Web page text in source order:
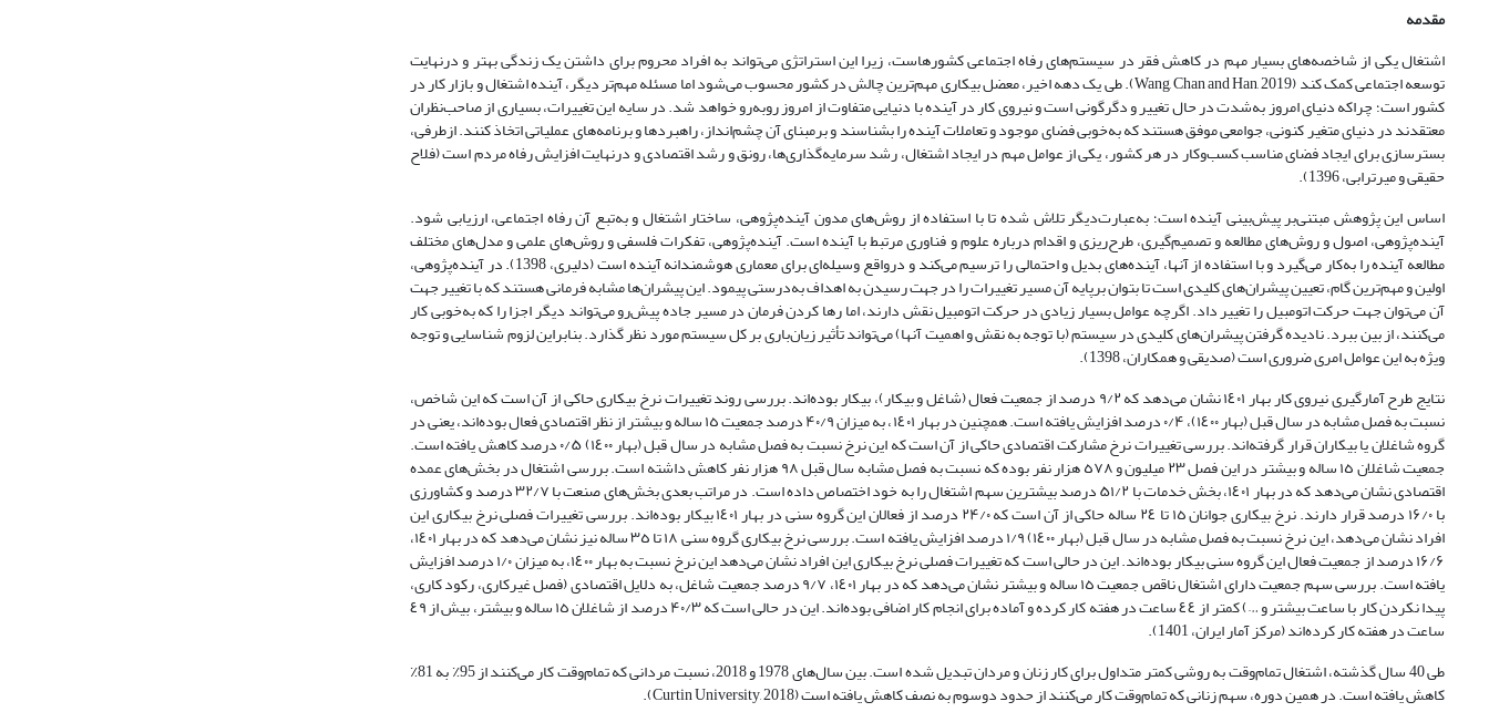
مقدمه
اشتغال یکی از شاخصه‌های بسیار مهم در کاهش فقر در سیستم‌های رفاه اجتماعی کشورهاست، زیرا این استراتژی می‌تواند به افراد محروم برای داشتن یک زندگی بهتر و درنهایت
توسعه اجتماعی کمک کند (Wang, Chan and Han, 2019). طی یک دهه اخیر، معضل بیکاری مهم‌ترین چالش در کشور محسوب‌ می‌شود اما مسئله مهم‌تر دیگر، آینده اشتغال و بازار کار در
کشور است؛ چراکه دنیای امروز به‌شدت در حال تغییر و دگرگونی است و نیروی کار در آینده با دنیایی متفاوت از امروز روبه‌رو خواهد شد. در سایه این تغییرات، بسیاری از صاحب‌نظران
معتقدند در دنیای متغیر کنونی، جوامعی موفق هستند که به‌خوبی فضای موجود و تعاملات آینده را بشناسند و برمبنای آن چشم‌انداز، راهبردها و برنامه‌های عملیاتی اتخاذ کنند. ازطرفی،
بسترسازی برای ایجاد فضای مناسب کسب‌وکار در هر کشور، یکی از عوامل مهم در ایجاد اشتغال، رشد سرمایه‌گذاری‌ها، رونق و رشد اقتصادی و درنهایت افزایش رفاه مردم است (فلاح
حقیقی و میرترابی، 1396).
اساس این پژوهش مبتنی‌بر پیش‌بینی آینده است؛ به‌عبارت‌دیگر تلاش شده تا با استفاده از روش‌های مدون آینده‌پژوهی، ساختار اشتغال و به‌تبع آن رفاه اجتماعی، ارزیابی شود.
آینده‌پژوهی، اصول و روش‌های مطالعه و تصمیم‌گیری، طرح‌ریزی و اقدام درباره علوم و فناوری مرتبط با آینده است. آینده‌پژوهی، تفکرات فلسفی و روش‌های علمی و مدل‌های مختلف
مطالعه آینده را به‌کار می‌گیرد و با استفاده از آنها، آینده‌های بدیل و احتمالی را ترسیم می‌کند و درواقع وسیله‌ای برای معماری هوشمندانه آینده است (دلیری، 1398). در آینده‌پژوهی،
اولین و مهم‌ترین گام، تعیین پیشران‌های کلیدی است تا بتوان برپایه آن مسیر تغییرات را در جهت رسیدن به اهداف به‌درستی پیمود. این پیشران‌ها مشابه فرمانی هستند که با تغییر جهت
آن می‌توان جهت حرکت اتومبیل را تغییر داد. اگرچه عوامل بسیار زیادی در حرکت اتومبیل نقش دارند، اما رها کردن فرمان در مسیر جاده پیش‌رو می‌تواند دیگر اجزا را که به‌خوبی کار
می‌کنند، از بین ببرد. نادیده گرفتن پیشران‌های کلیدی در سیستم (با توجه به نقش و اهمیت آنها) می‌تواند تأثیر زیان‌باری بر کل سیستم مورد نظر گذارد. بنابراین لزوم شناسایی و توجه
ویژه به این عوامل امری ضروری است (صدیقی و همکاران، 1398).
نتایج طرح آمارگیری نیروی کار بهار ١٤٠١ نشان‌ می‌دهد که ۹/۲ درصد از جمعیت فعال (شاغل و بیکار)، بیکار بوده‌اند. بررسی روند تغییرات نرخ بیکاری حاکی از آن است که این شاخص،
نسبت به فصل مشابه در سال قبل (بهار ١٤٠٠)، ۰/۴ درصد افزایش یافته‌ است. همچنین در بهار ١٤٠١، به میزان ۴۰/۹ درصد جمعیت ١٥ ساله و بیشتر از نظر اقتصادی فعال بوده‌اند، یعنی در
گروه شاغلان یا بیکاران قرار گرفته‌اند. بررسی تغییرات نرخ مشارکت اقتصادی حاکی از آن است که این نرخ نسبت به فصل مشابه در سال قبل (بهار ١٤٠٠) ۰/۵ درصد کاهش یافته‌ است.
جمعیت شاغلان ١٥ ساله و بیشتر در این فصل ٢٣ میلیون و ٥٧٨ هزار نفر بوده که نسبت به فصل مشابه سال قبل ٩٨ هزار نفر کاهش داشته است. بررسی اشتغال در بخش‌های عمده
اقتصادی نشان می‌دهد که در بهار ١٤٠١، بخش خدمات با ۵۱/۲ درصد بیشترین سهم اشتغال را به خود اختصاص داده است. در مراتب بعدی بخش‌های صنعت با ۳۲/۷ درصد و کشاورزی
با ۱۶/۰ درصد قرار دارند. نرخ بیکاری جوانان ١٥ تا ٢٤ ساله حاکی از آن است که ۲۴/۰ درصد از فعالان این گروه سنی در بهار ١٤٠١ بیکار بوده‌اند. بررسی تغییرات فصلی نرخ بیکاری این
افراد نشان‌ می‌دهد، این نرخ نسبت به فصل مشابه در سال قبل (بهار ١٤٠٠) ۱/۹ درصد افزایش یافته‌ است. بررسی نرخ بیکاری گروه سنی ١٨ تا ٣٥ ساله نیز نشان می‌دهد که در بهار ١٤٠١،
۱۶/۶ درصد از جمعیت فعال این گروه سنی بیکار بوده‌اند. این در حالی است که تغییرات فصلی نرخ بیکاری این افراد نشان‌ می‌دهد این نرخ نسبت به بهار ١٤٠٠، به میزان ۱/۰ درصد افزایش
یافته‌ است. بررسی سهم جمعیت دارای اشتغال ناقص جمعیت ١٥ ساله و بیشتر نشان‌ می‌دهد که در بهار ١٤٠١، ۹/۷ درصد جمعیت شاغل، به دلایل اقتصادی (فصل غیرکاری، رکود کاری،
پیدا نکردن کار با ساعت بیشتر و …) کمتر از ٤٤ ساعت در هفته کار کرده و آماده برای انجام کار اضافی بوده‌اند. این در حالی است که ۴۰/۳ درصد از شاغلان ١٥ ساله و بیشتر، بیش از ٤٩
ساعت در هفته کار کرده‌اند (مرکز آمار ایران، 1401).
طی 40 سال گذشته، اشتغال تمام‌وقت به روشی کمتر متداول برای کار زنان و مردان تبدیل شده‌ است. بین سال‌های 1978 و 2018، نسبت مردانی که تمام‌وقت کار می‌کنند از 95٪ به 81٪
کاهش یافته‌ است. در همین دوره، سهم زنانی که تمام‌وقت کار می‌کنند از حدود دو‌سوم به نصف کاهش یافته‌ است (Curtin University, 2018).